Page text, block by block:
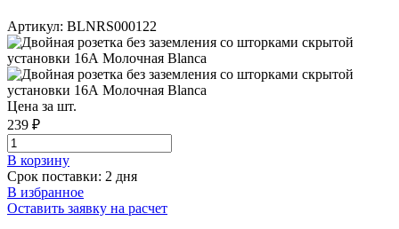
Артикул: BLNRS000122
Цена за шт.
239 ₽
В корзинy
Срок поставки: 2 дня
В избранное
Оставить заявку на расчет